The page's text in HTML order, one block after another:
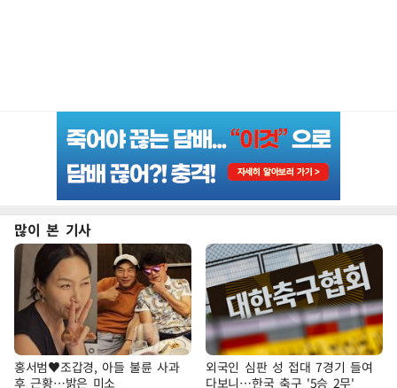
많이 본 기사
홍서범♥조갑경, 아들 불륜 사과
후 근황…밝은 미소
외국인 심판 성 접대 7경기 들여
다보니…한국 축구 '5승 2무'